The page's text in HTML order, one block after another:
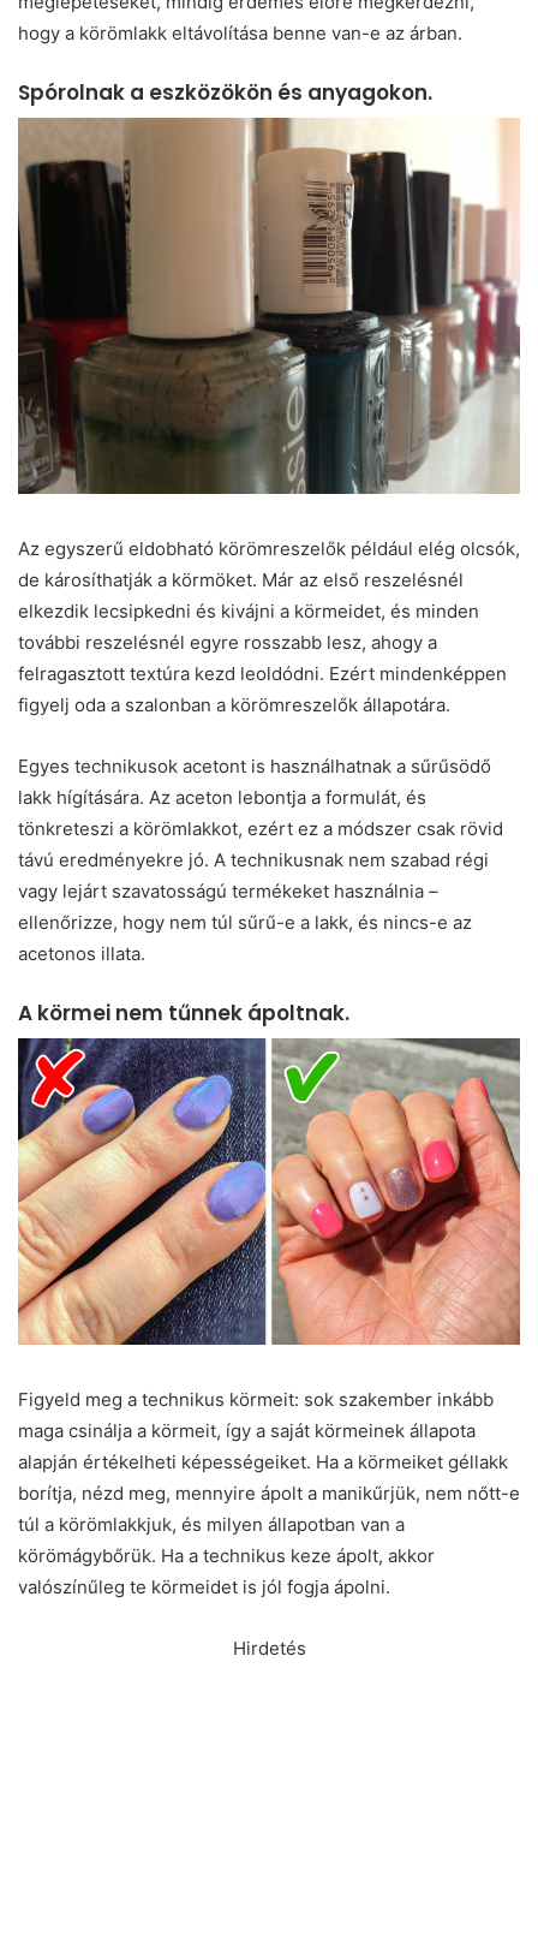
hogy a körömlakk eltávolítása benne van-e az árban.
Spórolnak a eszközökön és anyagokon.
Az egyszerű eldobható körömreszelők például elég olcsók,
de károsíthatják a körmöket. Már az első reszelésnél
elkezdik lecsipkedni és kivájni a körmeidet, és minden
további reszelésnél egyre rosszabb lesz, ahogy a
felragasztott textúra kezd leoldódni. Ezért mindenképpen
figyelj oda a szalonban a körömreszelők állapotára.
Egyes technikusok acetont is használhatnak a sűrűsödő
lakk hígítására. Az aceton lebontja a formulát, és
tönkreteszi a körömlakkot, ezért ez a módszer csak rövid
távú eredményekre jó. A technikusnak nem szabad régi
vagy lejárt szavatosságú termékeket használnia –
ellenőrizze, hogy nem túl sűrű-e a lakk, és nincs-e az
acetonos illata.
A körmei nem tűnnek ápoltnak.
Figyeld meg a technikus körmeit: sok szakember inkább
maga csinálja a körmeit, így a saját körmeinek állapota
alapján értékelheti képességeiket. Ha a körmeiket géllakk
borítja, nézd meg, mennyire ápolt a manikűrjük, nem nőtt-e
túl a körömlakkjuk, és milyen állapotban van a
körömágybőrük. Ha a technikus keze ápolt, akkor
valószínűleg te körmeidet is jól fogja ápolni.
Hirdetés